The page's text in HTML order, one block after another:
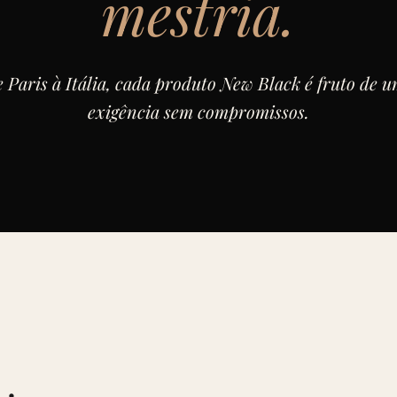
Paris à Itália, cada produto New Black é fruto de
exigência sem compromissos.